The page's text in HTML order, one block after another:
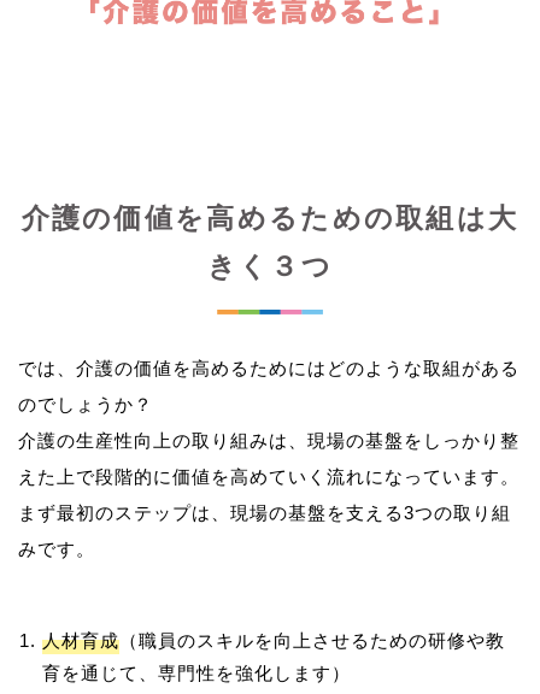
介護の価値を高めるための取組は大
きく３つ
では、介護の価値を高めるためにはどのような取組がある
のでしょうか？
介護の生産性向上の取り組みは、現場の基盤をしっかり整
えた上で段階的に価値を高めていく流れになっています。
まず最初のステップは、現場の基盤を支える3つの取り組
人材育成 （職員のスキルを向上させるための研修や教
育を通じて、専門性を強化します）